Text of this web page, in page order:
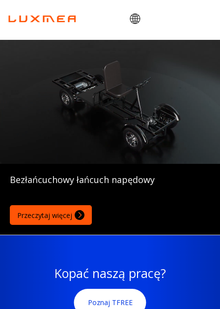
Rower towarowy
Bezłańcuchowy łańcuch napędowy
Przeczytaj więcej
Kopać naszą pracę?
Poznaj TFREE